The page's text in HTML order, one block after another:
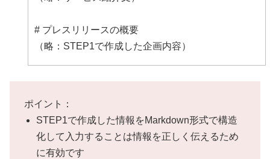
# プレスリリースの概要
（略：STEP1で作成した企画内容）
## プレスリリースの定量的な目標
（略：STEP1で作成した内容）
ポイント：
STEP1で作成した情報をMarkdown形式で構造
化して入力することは情報を正しく伝えるため
に有効です